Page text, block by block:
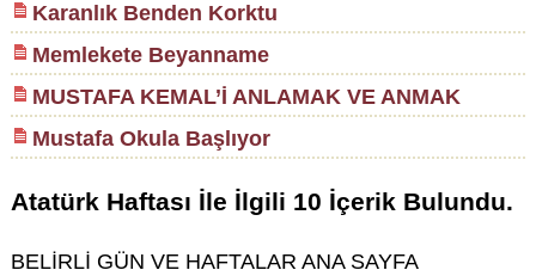
Karanlık Benden Korktu
Memlekete Beyanname
MUSTAFA KEMAL’İ ANLAMAK VE ANMAK
Mustafa Okula Başlıyor
Atatürk Haftası İle İlgili 10 İçerik Bulundu.
BELİRLİ GÜN VE HAFTALAR ANA SAYFA